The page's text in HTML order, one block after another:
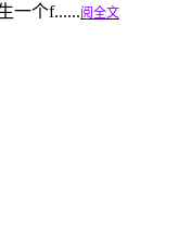
一个f......阅全文